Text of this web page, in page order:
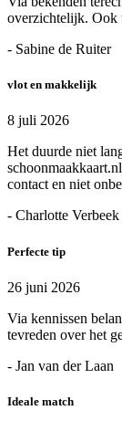
overzichtelijk. Ook
- Sabine de Ruiter
vlot en makkelijk
8 juli 2026
Het duurde niet
contact en niet
- Charlotte Verbeek
Perfecte tip
26 juni 2026
Via kennissen
tevreden over het
- Jan van der Laan
Ideale match